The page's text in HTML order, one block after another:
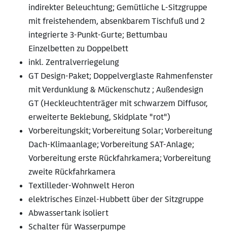
indirekter Beleuchtung; Gemütliche L-Sitzgruppe
mit freistehendem, absenkbarem Tischfuß und 2
integrierte 3-Punkt-Gurte; Bettumbau
Einzelbetten zu Doppelbett
inkl. Zentralverriegelung
GT Design-Paket; Doppelverglaste Rahmenfenster
mit Verdunklung & Mückenschutz ; Außendesign
GT (Heckleuchtenträger mit schwarzem Diffusor,
erweiterte Beklebung, Skidplate "rot")
Vorbereitungskit; Vorbereitung Solar; Vorbereitung
Dach-Klimaanlage; Vorbereitung SAT-Anlage;
Vorbereitung erste Rückfahrkamera; Vorbereitung
zweite Rückfahrkamera
Textilleder-Wohnwelt Heron
elektrisches Einzel-Hubbett über der Sitzgruppe
Abwassertank isoliert
Schalter für Wasserpumpe